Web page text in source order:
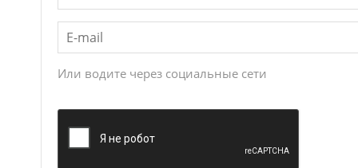
Или водите через социальные сети